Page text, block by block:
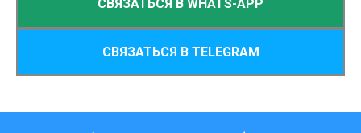
СВЯЗАТЬСЯ В WHATS-APP
СВЯЗАТЬСЯ В TELEGRAM